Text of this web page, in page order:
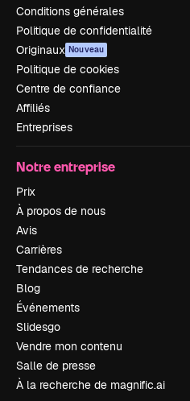
Conditions générales
Politique de confidentialité
Originaux Nouveau
Politique de cookies
Centre de confiance
Affiliés
Entreprises
Notre entreprise
Prix
À propos de nous
Avis
Carrières
Tendances de recherche
Blog
Événements
Slidesgo
Vendre mon contenu
Salle de presse
À la recherche de magnific.ai